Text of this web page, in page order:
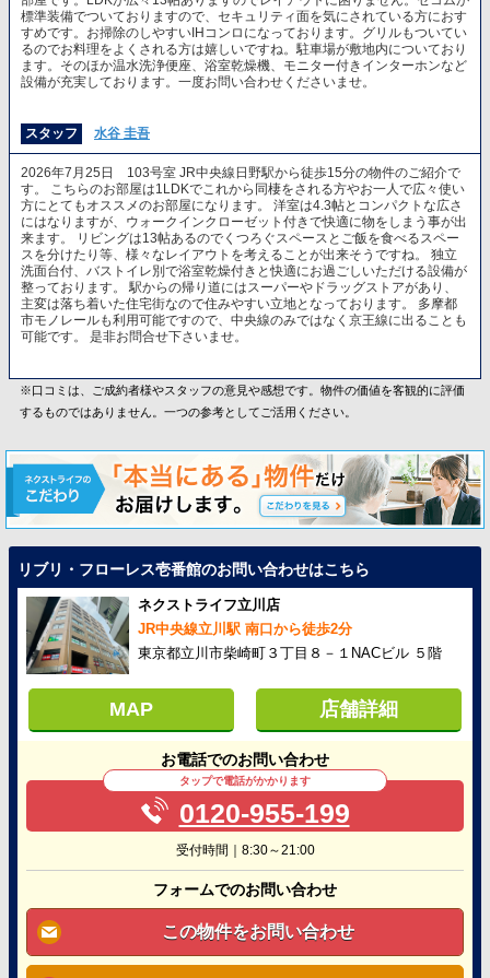
標準装備でついておりますので、セキュリティ面を気にされている方におす
すめです。お掃除のしやすいIHコンロになっております。グリルもついてい
るのでお料理をよくされる方は嬉しいですね。駐車場が敷地内についており
ます。そのほか温水洗浄便座、浴室乾燥機、モニター付きインターホンなど
設備が充実しております。一度お問い合わせくださいませ。
スタッフ 水谷 圭吾
2026年7月25日 103号室 JR中央線日野駅から徒歩15分の物件のご紹介で
す。 こちらのお部屋は1LDKでこれから同棲をされる方やお一人で広々使い
方にとてもオススメのお部屋になります。 洋室は4.3帖とコンパクトな広さ
にはなりますが、ウォークインクローゼット付きで快適に物をしまう事が出
来ます。 リビングは13帖あるのでくつろぐスペースとご飯を食べるスペー
スを分けたり等、様々なレイアウトを考えることが出来そうですね。 独立
洗面台付、バストイレ別で浴室乾燥付きと快適にお過ごしいただける設備が
整っております。 駅からの帰り道にはスーパーやドラッグストアがあり、
主変は落ち着いた住宅街なので住みやすい立地となっております。 多摩都
市モノレールも利用可能ですので、中央線のみではなく京王線に出ることも
可能です。 是非お問合せ下さいませ。
※口コミは、ご成約者様やスタッフの意見や感想です。物件の価値を客観的に評価
するものではありません。一つの参考としてご活用ください。
リブリ・フローレス壱番館のお問い合わせはこちら
ネクストライフ立川店
JR中央線立川駅 南口から徒歩2分
東京都立川市柴崎町３丁目８－１NACビル ５階
MAP 店舗詳細
お電話でのお問い合わせ
タップで電話がかかります
0120-955-199
受付時間｜8:30～21:00
フォームでのお問い合わせ
この物件をお問い合わせ